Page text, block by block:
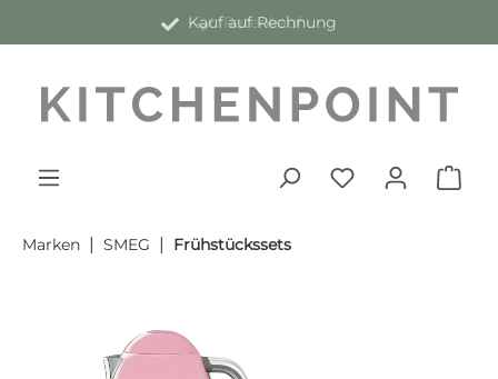
Kauf auf Rechnung
Marken | SMEG | Frühstückssets
Bildergalerie überspringen